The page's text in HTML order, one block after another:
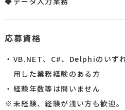
応募資格
VB.NET、C#、Delphiのいず
用した業務経験のある方
経験年数等は問いません
未経験、経験が浅い方も歓迎